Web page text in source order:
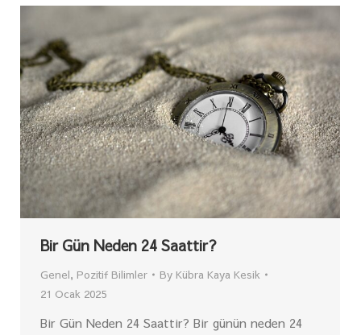
Bir Gün Neden 24 Saattir?
Genel, Pozitif Bilimler By Kübra Kaya Kesik
21 Ocak 2025
Bir Gün Neden 24 Saattir? Bir günün neden 24